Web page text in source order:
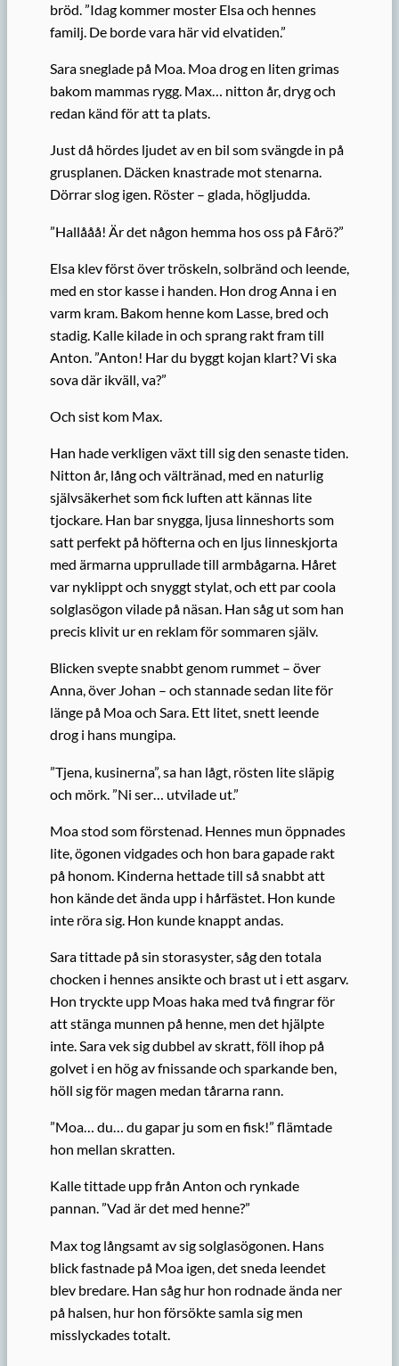
bröd. ”Idag kommer moster Elsa och hennes
familj. De borde vara här vid elvatiden.”
Sara sneglade på Moa. Moa drog en liten grimas
bakom mammas rygg. Max… nitton år, dryg och
redan känd för att ta plats.
Just då hördes ljudet av en bil som svängde in på
grusplanen. Däcken knastrade mot stenarna.
Dörrar slog igen. Röster – glada, högljudda.
”Hallååå! Är det någon hemma hos oss på Fårö?”
Elsa klev först över tröskeln, solbränd och leende,
med en stor kasse i handen. Hon drog Anna i en
varm kram. Bakom henne kom Lasse, bred och
stadig. Kalle kilade in och sprang rakt fram till
Anton. ”Anton! Har du byggt kojan klart? Vi ska
sova där ikväll, va?”
Och sist kom Max.
Han hade verkligen växt till sig den senaste tiden.
Nitton år, lång och vältränad, med en naturlig
självsäkerhet som fick luften att kännas lite
tjockare. Han bar snygga, ljusa linneshorts som
satt perfekt på höfterna och en ljus linneskjorta
med ärmarna upprullade till armbågarna. Håret
var nyklippt och snyggt stylat, och ett par coola
solglasögon vilade på näsan. Han såg ut som han
precis klivit ur en reklam för sommaren själv.
Blicken svepte snabbt genom rummet – över
Anna, över Johan – och stannade sedan lite för
länge på Moa och Sara. Ett litet, snett leende
drog i hans mungipa.
”Tjena, kusinerna”, sa han lågt, rösten lite släpig
och mörk. ”Ni ser… utvilade ut.”
Moa stod som förstenad. Hennes mun öppnades
lite, ögonen vidgades och hon bara gapade rakt
på honom. Kinderna hettade till så snabbt att
hon kände det ända upp i hårfästet. Hon kunde
inte röra sig. Hon kunde knappt andas.
Sara tittade på sin storasyster, såg den totala
chocken i hennes ansikte och brast ut i ett asgarv.
Hon tryckte upp Moas haka med två fingrar för
att stänga munnen på henne, men det hjälpte
inte. Sara vek sig dubbel av skratt, föll ihop på
golvet i en hög av fnissande och sparkande ben,
höll sig för magen medan tårarna rann.
”Moa… du… du gapar ju som en fisk!” flämtade
hon mellan skratten.
Kalle tittade upp från Anton och rynkade
pannan. ”Vad är det med henne?”
Max tog långsamt av sig solglasögonen. Hans
blick fastnade på Moa igen, det sneda leendet
blev bredare. Han såg hur hon rodnade ända ner
på halsen, hur hon försökte samla sig men
misslyckades totalt.